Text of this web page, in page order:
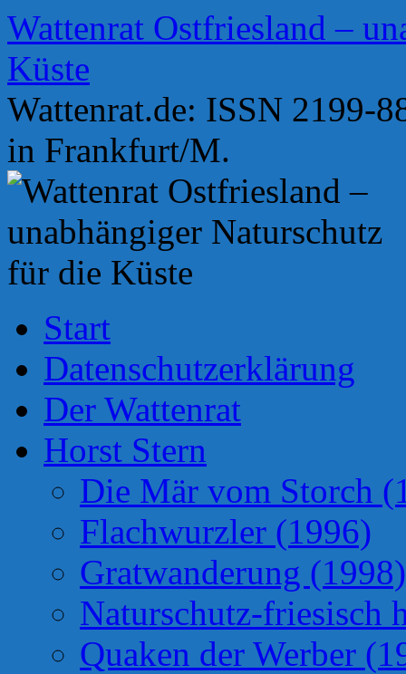
Zum
Inhalt
springen
Wattenrat Ostfriesland –
Küste
Wattenrat.de: ISSN 2199-
in Frankfurt/M.
Start
Datenschutzerklärung
Der Wattenrat
Horst Stern
Die Mär vom Storch
Flachwurzler (1996)
Gratwanderung (1998)
Naturschutz-friesisch
Quaken der Werber